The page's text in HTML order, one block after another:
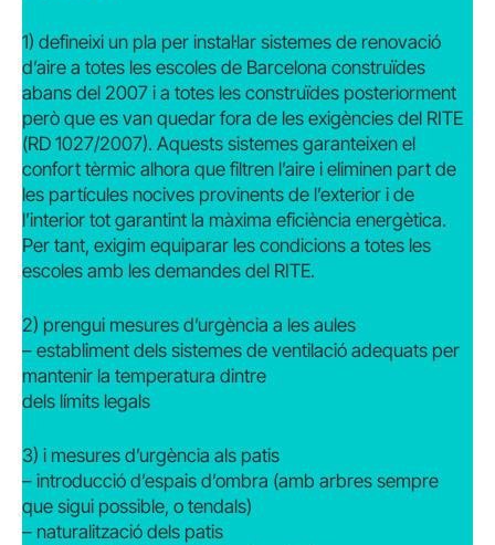
1) defineixi un pla per instal·lar sistemes de renovació
d’aire a totes les escoles de Barcelona construïdes
abans del 2007 i a totes les construïdes posteriorment
però que es van quedar fora de les exigències del RITE
(RD 1027/2007). Aquests sistemes garanteixen el
confort tèrmic alhora que filtren l’aire i eliminen part de
les partícules nocives provinents de l’exterior i de
l’interior tot garantint la màxima eficiència energètica.
Per tant, exigim equiparar les condicions a totes les
escoles amb les demandes del RITE.
2) prengui mesures d’urgència a les aules
– establiment dels sistemes de ventilació adequats per
mantenir la temperatura dintre
dels límits legals
3) i mesures d’urgència als patis
– introducció d’espais d’ombra (amb arbres sempre
que sigui possible, o tendals)
– naturalització dels patis